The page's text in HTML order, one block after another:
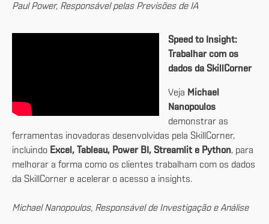
Paul Power, Responsável pelas Previsões de IA
Speed to Insight:
Trabalhar com os
dados da SkillCorner
Veja Michael
Nanopoulos
demonstrar as
ferramentas inovadoras desenvolvidas pela SkillCorner,
incluindo Excel, Tableau, Power BI, Streamlit e Python, para
melhorar a forma como os clientes trabalham com os dados
da SkillCorner e acelerar o acesso a insights.
Michael Nanopoulos, Responsável de Investigação e Análise